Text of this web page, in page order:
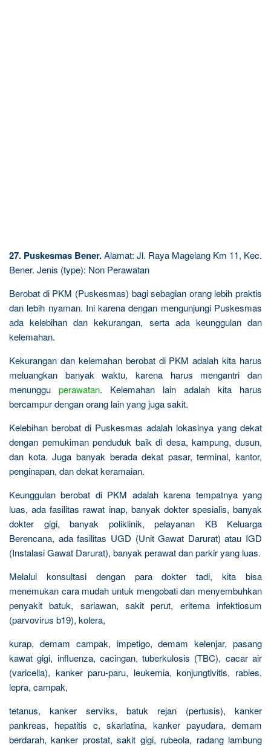
27. Puskesmas Bener.Alamat: Jl. Raya Magelang Km 11, Kec.
Bener. Jenis (type): Non Perawatan
Berobat di PKM (Puskesmas) bagi sebagian orang lebih praktis
dan lebih nyaman. Ini karena dengan mengunjungi Puskesmas
ada kelebihan dan kekurangan, serta ada keunggulan dan
kelemahan.
Kekurangan dan kelemahan berobat di PKM adalah kita harus
meluangkan banyak waktu, karena harus mengantri dan
menunggu perawatan. Kelemahan lain adalah kita harus
bercampur dengan orang lain yang juga sakit.
Kelebihan berobat di Puskesmas adalah lokasinya yang dekat
dengan pemukiman penduduk baik di desa, kampung, dusun,
dan kota. Juga banyak berada dekat pasar, terminal, kantor,
penginapan, dan dekat keramaian.
Keunggulan berobat di PKM adalah karena tempatnya yang
luas, ada fasilitas rawat inap, banyak dokter spesialis, banyak
dokter gigi, banyak poliklinik, pelayanan KB Keluarga
Berencana, ada fasilitas UGD (Unit Gawat Darurat) atau IGD
(Instalasi Gawat Darurat), banyak perawat dan parkir yang luas.
Melalui konsultasi dengan para dokter tadi, kita bisa
menemukan cara mudah untuk mengobati dan menyembuhkan
penyakit batuk, sariawan, sakit perut, eritema infektiosum
(parvovirus b19), kolera,
kurap, demam campak, impetigo, demam kelenjar, pasang
kawat gigi, influenza, cacingan, tuberkulosis (TBC), cacar air
(varicella), kanker paru-paru, leukemia, konjungtivitis, rabies,
lepra, campak,
tetanus, kanker serviks, batuk rejan (pertusis), kanker
pankreas, hepatitis c, skarlatina, kanker payudara, demam
berdarah, kanker prostat, sakit gigi, rubeola, radang lambung